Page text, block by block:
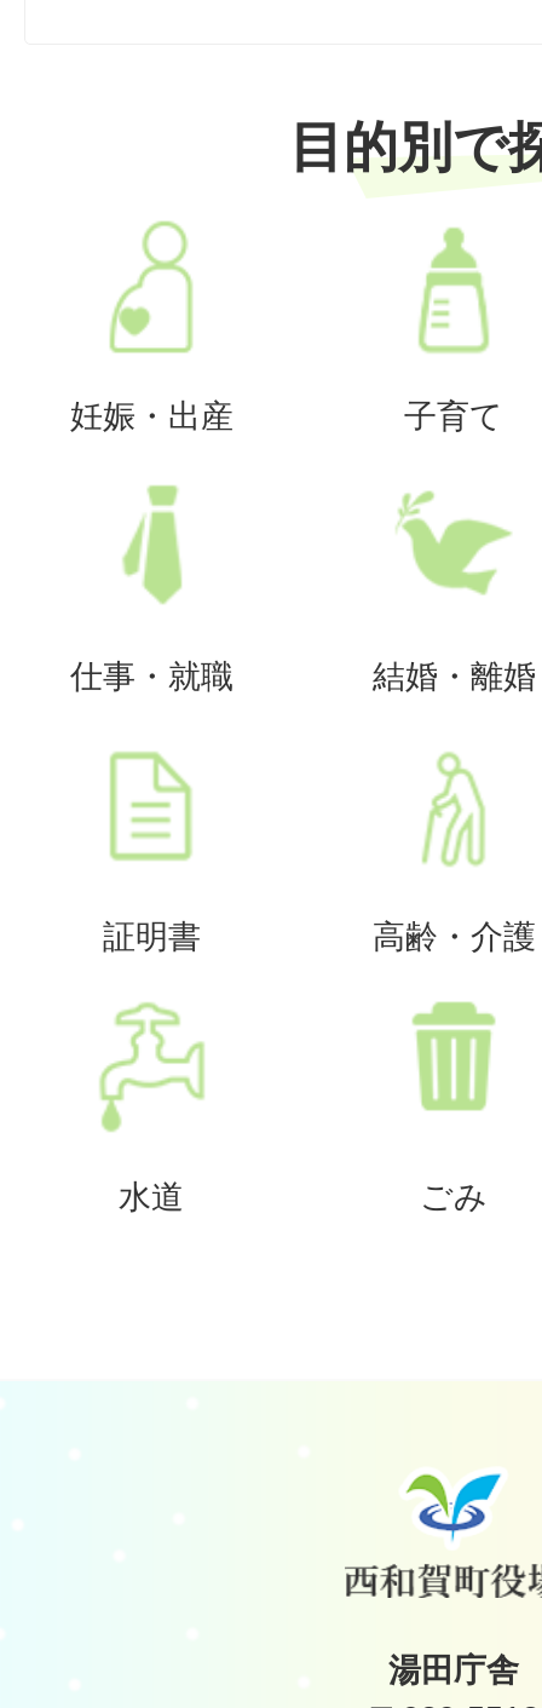
目的別で
妊娠・出産 子育て
仕事・就職 結婚・離婚
証明書 高齢・介護
水道 ごみ
湯田庁舎